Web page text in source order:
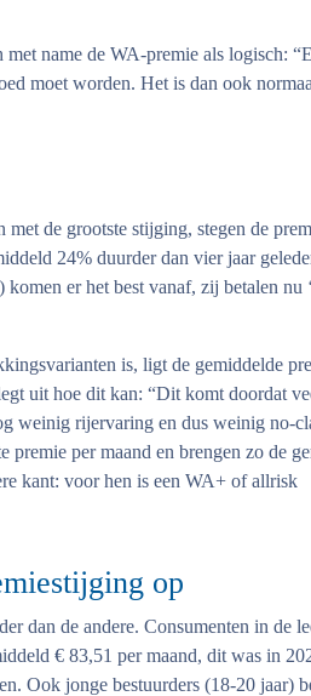
name de WA-premie als logisch:
moet worden. Het is dan ook
de grootste stijging, stegen de
24% duurder dan vier jaar
komen er het best vanaf, zij betalen nu
is, ligt de gemiddelde
uit hoe dit kan: “Dit komt doordat
weinig rijervaring en dus weinig no-
premie per maand en brengen zo de
kant: voor hen is een WA+ of allrisk
op
dan de andere. Consumenten in de
€ 83,51 per maand, dit was in
Ook jonge bestuurders (18-20 jaar)